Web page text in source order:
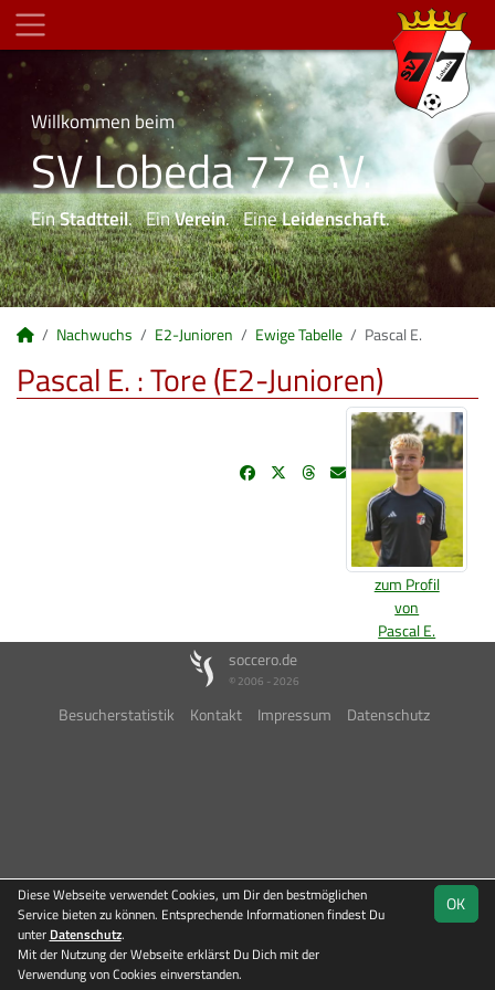
Willkommen beim
SV Lobeda 77 e.V.
EinStadtteil. EinVerein. EineLeidenschaft.
Nachwuchs E2-Junioren Ewige Tabelle Pascal E.
Pascal E. : Tore (E2-Junioren)
zum Profil
von
Pascal E.
soccero.de
© 2006 - 2026
Besucherstatistik Kontakt Impressum Datenschutz
OK
Diese Webseite verwendet Cookies, um Dir den bestmöglichen
Service bieten zu können. Entsprechende Informationen findest Du
unter Datenschutz.
Mit der Nutzung der Webseite erklärst Du Dich mit der
Verwendung von Cookies einverstanden.